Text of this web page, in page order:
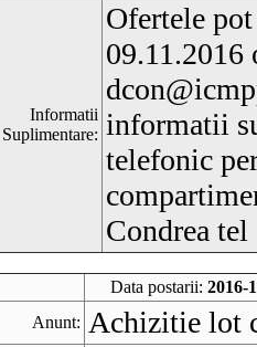
Informatii
Suplimentare:
Ofertele
09.11.2016
informatii
telefonic
Condrea
Data postarii:2016-
Anunt: Achizitie lot